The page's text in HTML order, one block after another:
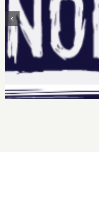
¡Hablemos de lo